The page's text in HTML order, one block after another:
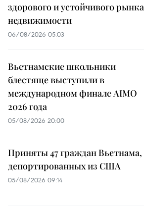
здорового и устойчивого рынка
недвижимости
06/08/2026 05:03
Вьетнамские школьники
блестяще выступили в
международном финале AIMO
2026 года
05/08/2026 20:00
Приняты 47 граждан Вьетнама,
депортированных из США
05/08/2026 09:14